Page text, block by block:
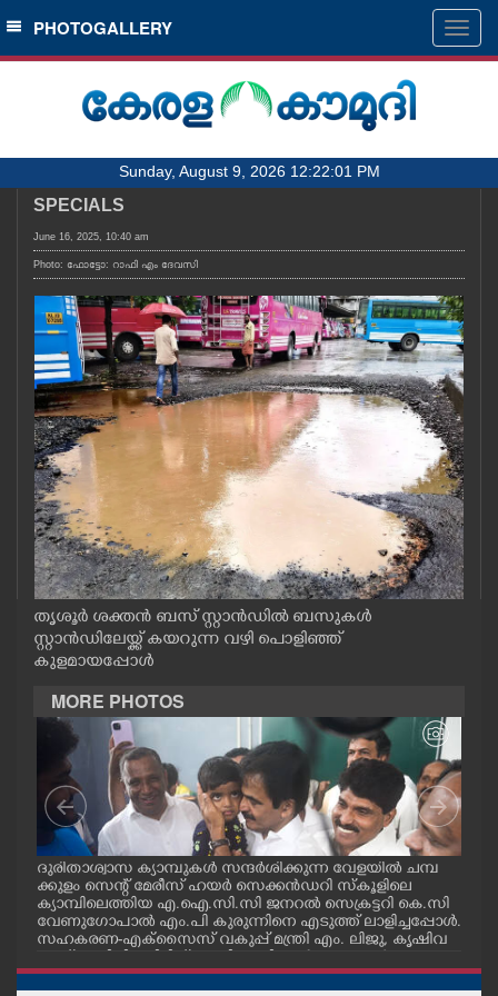
SECTIONS
HOME
NOTIFIED NEWS
KERALA
LOCAL
OBITUARY
NEWS 360
CASE DIARY
CINEMA
OPINION
PHOTOS
LIFESTYLE
SPIRITUAL
INFO+
ART
PHOTOGALLERY
Sunday, August 9, 2026 12:22:01 PM
SPECIALS
June 16, 2025, 10:40 am
Photo: ഫോട്ടോ: റാഫി എം ദേവസി
തൃശൂർ ശക്തൻ ബസ് സ്റ്റാൻഡിൽ ബസുകൾ
സ്റ്റാൻഡിലേയ്ക്ക് കയറുന്ന വഴി പൊളിഞ്ഞ്
കുളമായപ്പോൾ
MORE PHOTOS
ദുരിതാശ്വാസ ക്യാമ്പുകൾ സന്ദർശിക്കുന്ന വേളയിൽ ചമ്പ
ക്കുളം സെന്റ് മേരീസ് ഹയർ സെക്കൻഡറി സ്കൂളിലെ
ക്യാമ്പിലെത്തിയ എ.ഐ.സി.സി ജനറൽ സെക്രട്ടറി കെ.സി
വേണുഗോപാൽ എം.പി കുരുന്നിനെ എടുത്ത് ലാളിച്ചപ്പോൾ.
സഹകരണ-എക്സൈസ് വകുപ്പ് മന്ത്രി എം. ലിജു, കൃഷിവ
ന്നിവർ സമീപം